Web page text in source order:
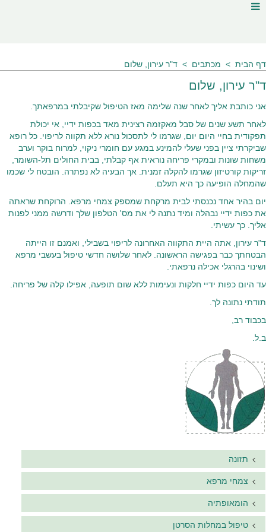
דף הבית מכתבים ד"ר עירון, שלום
ד"ר עירון, שלום
אני כותבת אליך לאחר שנה שלימה מאז הטיפול שקיבלתי במרפאתך.
לאחר תשע שנים של סבל מאקזמה רצינית מאד בכפות ידיי, אי יכולת
תפקודית בחיי היום יום, שגרמו לי לתסכול נורא ללא תקווה לריפוי. כל רופא
שביקרתי ציין בפני שעלי להמינע במגע עם חומרי ניקוי, למרוח בוקר וערב
משחות שונות ובמקרי פריחה נוראית אף קבלתי, בבית החולים תל-השומר,
זריקות קורטיזון שגרמו להקלה זמנית. אך הבעיה לא נפתרה. הובטח לי שכמו
שהמחלה הופיעה כך היא תעלם.
יום בהיר אחד נכנסתי לבית מרקחת שמספק צמחי מרפא. הרוקחת שראתה
את כפות ידיי נבהלה ומיד נתנה לי את מס' הטלפון שלך ודרשה ממני לפנות
אליך. כך עשיתי.
ד"ר עירון, אתה היית התקווה האחרונה לריפוי בשבילי, ואמנם זו הייתה
הבטחתך כבר בפגישה הראשונה. לאחר שלושה חדשי טיפול בעשבי מרפא
ושינוי בהרגלי אכילה נרפאתי.
עד היום כפות ידיי חלקות ונעימות ללא שום תופעה, אפילו קלה של פריחה.
תודתי נתונה לך.
בכבוד רב,
ב.ל.
תזונה
צמחי מרפא
הומאופתיה
טיפול במחלות הסרטן